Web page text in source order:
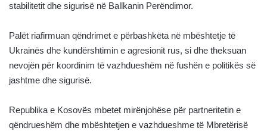
stabilitetit dhe sigurisë në Ballkanin Perëndimor.
Palët riafirmuan qëndrimet e përbashkëta në mbështetje të
Ukrainës dhe kundërshtimin e agresionit rus, si dhe theksuan
nevojën për koordinim të vazhdueshëm në fushën e politikës së
jashtme dhe sigurisë.
Republika e Kosovës mbetet mirënjohëse për partneritetin e
qëndrueshëm dhe mbështetjen e vazhdueshme të Mbretërisë